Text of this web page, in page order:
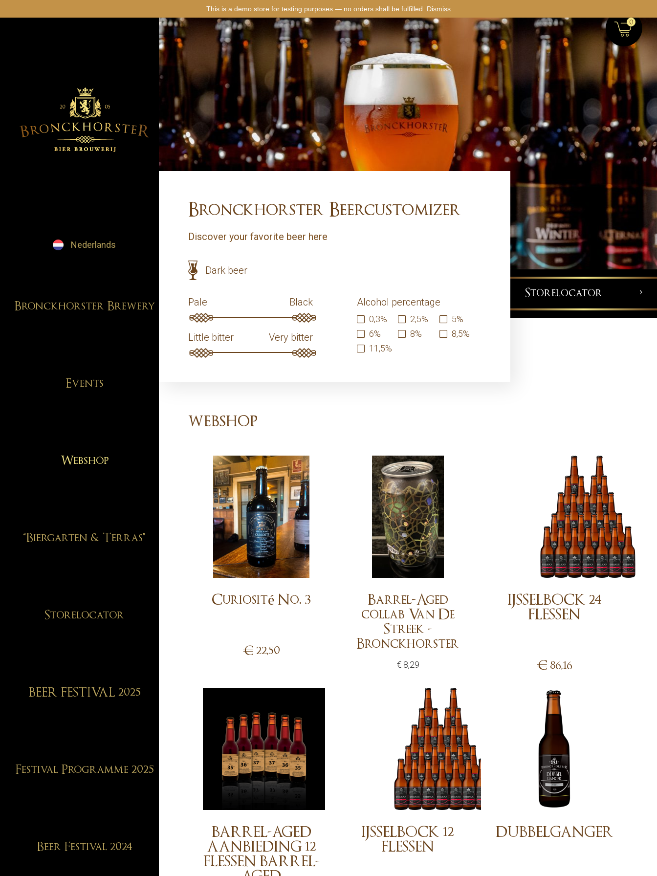
Nederlands
Bronckhorster Brewery
Events
Webshop
“Biergarten & Terras”
Storelocator
BEER FESTIVAL 2025
Festival Programme 2025
Beer Festival 2024
0
Storelocator >
Bronckhorster Beercustomizer
Discover your favorite beer here
Dark beer
Pale Black
Little bitter Very bitter
Alcohol percentage
0,3 2,5
5
6
8
8,5
11,5
webshop
Curiosité No. 3
€ 22,50
Barrel-Aged
collab Van De
Streek -
Bronckhorster
€ 8,29
Add
IJSSELBOCK 24
FLESSEN
€ 86,16
Sold out
BARREL-AGED
AANBIEDING 12
FLESSEN BARREL-
IJSSELBOCK 12
FLESSEN
DUBBELGANGER
This is a demo store for testing purposes — no orders shall be fulfilled. Dismiss